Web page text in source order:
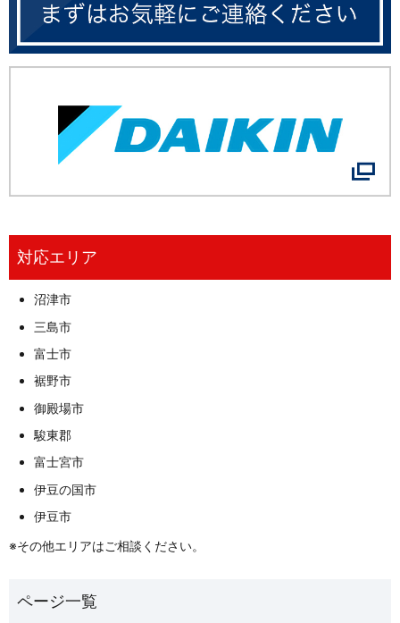
対応エリア
沼津市
三島市
富士市
裾野市
御殿場市
駿東郡
富士宮市
伊豆の国市
伊豆市
※その他エリアはご相談ください。